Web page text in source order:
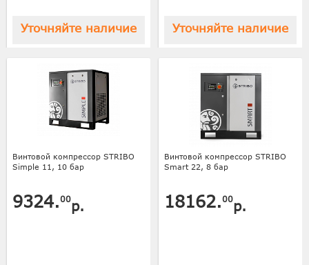
Уточняйте наличие Уточняйте наличие
Винтовой компрессор STRIBO
Simple 11, 10 бар
9324.00р.
Винтовой компрессор STRIBO
Smart 22, 8 бар
18162.00р.